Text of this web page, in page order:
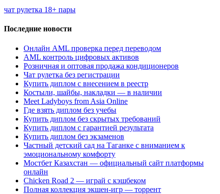
чат рулетка 18+ пары
Последние новости
Онлайн AML проверка перед переводом
AML контроль цифровых активов
Розничная и оптовая продажа кондиционеров
Чат рулетка без регистрации
Купить диплом с внесением в реестр
Костыли, шайбы, накладки — в наличии
Meet Ladyboys from Asia Online
Где взять диплом без учебы
Купить диплом без скрытых требований
Купить диплом с гарантией результата
Купить диплом без экзаменов
Частный детский сад на Таганке с вниманием к
эмоциональному комфорту
Мостбет Казахстан — официальный сайт платформы
онлайн
Chicken Road 2 — играй с кэшбеком
Полная коллекция экшен-игр — торрент